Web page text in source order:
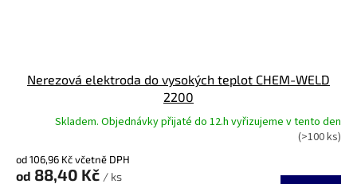
Nerezová elektroda do vysokých teplot CHEM-WELD
2200
Skladem. Objednávky přijaté do 12.h vyřizujeme v tento den
(>100 ks)
od 106,96 Kč včetně DPH
od 88,40 Kč / ks